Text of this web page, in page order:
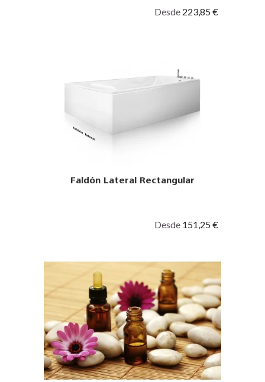
Desde 223,85 €
Faldón Lateral Rectangular
Desde 151,25 €